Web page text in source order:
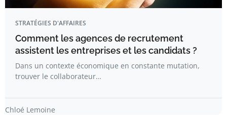
STRATÉGIES D'AFFAIRES
Comment les agences de recrutement
assistent les entreprises et les candidats ?
Dans un contexte économique en constante mutation,
trouver le collaborateur…
Chloé Lemoine